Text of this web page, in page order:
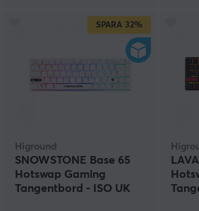
SPARA 32%
Higround
SNOWSTONE Base 65
Hotswap Gaming
Tangentbord - ISO UK